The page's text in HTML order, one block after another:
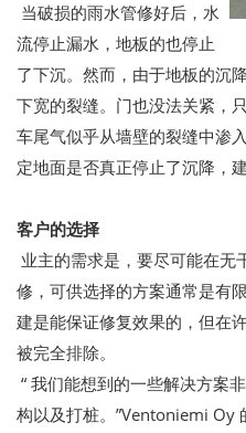
当破损的雨水管修好后，水
流停止漏水，地板的也停止
了下沉。然而，由于地板的沉
下宽的裂缝。门也没法关紧，
车尾气似乎从墙壁的裂缝中渗
定地面是否真正停止了沉降，
客户的选择
业主的需求是，要尽可能在无
修，可供选择的方案通常是有
建是能保证修复效果的，但在
被完全排除。
“ 我们能想到的一些解决方案
构以及打桩。”Ventoniemi Oy